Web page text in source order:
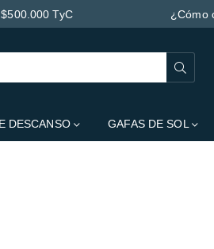
TyC ¿Cómo
DESCANSO GAFAS DE SOL